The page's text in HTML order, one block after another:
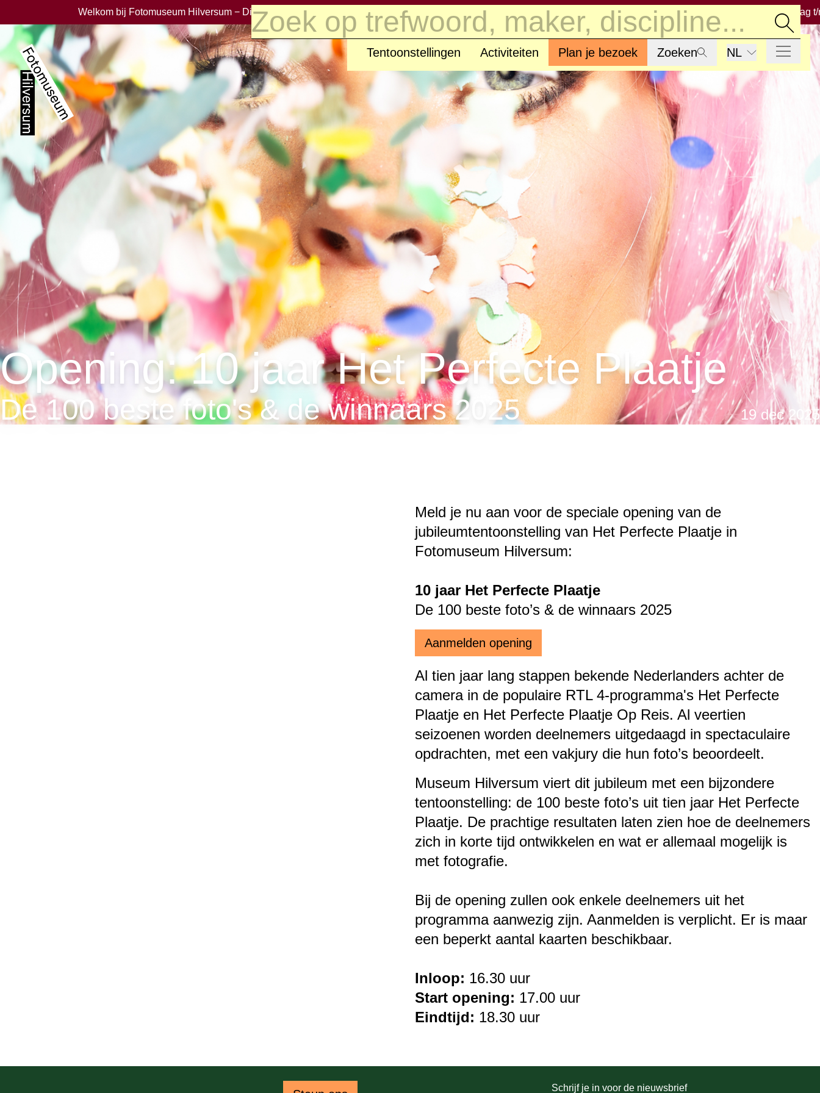
Welkom bij Fotomuseum Hilversum − Dinsdag t/m zondag open van 11.00 tot 17.00 uur Welkom bij Fotomuseum Hilversum − Dinsdag
Tentoonstellingen Activiteiten Plan je bezoek Zoeken NL
Opening: 10 jaar Het Perfecte Plaatje
De 100 beste foto's & de winnaars 2025 19 dec 2025
Meld je nu aan voor de speciale opening van de
jubileumtentoonstelling van Het Perfecte Plaatje in
Fotomuseum Hilversum:
10 jaar Het Perfecte Plaatje
De 100 beste foto’s & de winnaars 2025
Aanmelden opening
Al tien jaar lang stappen bekende Nederlanders achter de
camera in de populaire RTL 4-programma's Het Perfecte
Plaatje en Het Perfecte Plaatje Op Reis. Al veertien
seizoenen worden deelnemers uitgedaagd in spectaculaire
opdrachten, met een vakjury die hun foto’s beoordeelt.
Museum Hilversum viert dit jubileum met een bijzondere
tentoonstelling: de 100 beste foto’s uit tien jaar Het Perfecte
Plaatje. De prachtige resultaten laten zien hoe de deelnemers
zich in korte tijd ontwikkelen en wat er allemaal mogelijk is
met fotografie.
Bij de opening zullen ook enkele deelnemers uit het
programma aanwezig zijn. Aanmelden is verplicht. Er is maar
een beperkt aantal kaarten beschikbaar.
Inloop: 16.30 uur
Start opening: 17.00 uur
Eindtijd: 18.30 uur
Schrijf je in voor de nieuwsbrief